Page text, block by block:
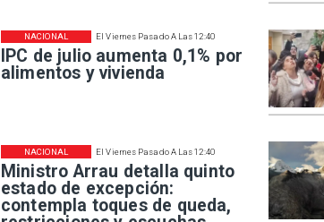
El Viernes Pasado A Las 12:40
IPC de julio aumenta 0,1% por
alimentos y vivienda
NACIONAL
El Viernes Pasado A Las 12:40
Ministro Arrau detalla quinto
estado de excepción:
contempla toques de queda,
NACIONAL